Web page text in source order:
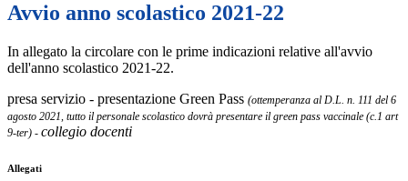
Avvio anno scolastico 2021-22
In allegato la circolare con le prime indicazioni relative all'avvio
dell'anno scolastico 2021-22.
presa servizio - presentazione Green Pass (ottemperanza al D.L. n. 111 del 6
agosto 2021, tutto il personale scolastico dovrà presentare il green pass vaccinale (c.1 art
9-ter) - collegio docenti
Allegati